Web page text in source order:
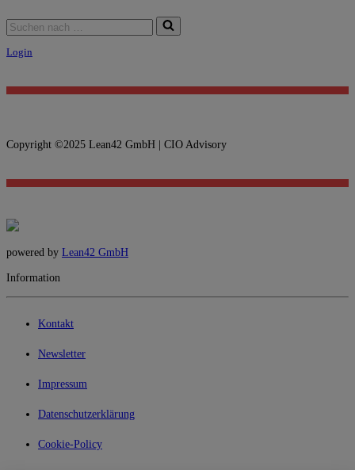
Suchen
nach …
Login
Copyright ©2025 Lean42 GmbH | CIO Advisory
powered by Lean42 GmbH
Information
Kontakt
Newsletter
Impressum
Datenschutzerklärung
Cookie-Policy